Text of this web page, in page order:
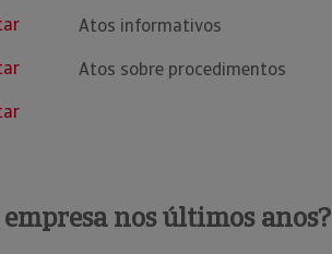
Atos informativos
Atos sobre procedimentos
nos últimos anos?